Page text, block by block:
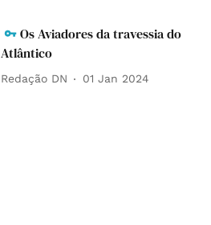
Os Aviadores da travessia do
Atlântico
Redação DN 01 Jan 2024